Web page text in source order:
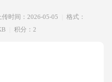
传时间：2026-05-05
格式：
积分：2